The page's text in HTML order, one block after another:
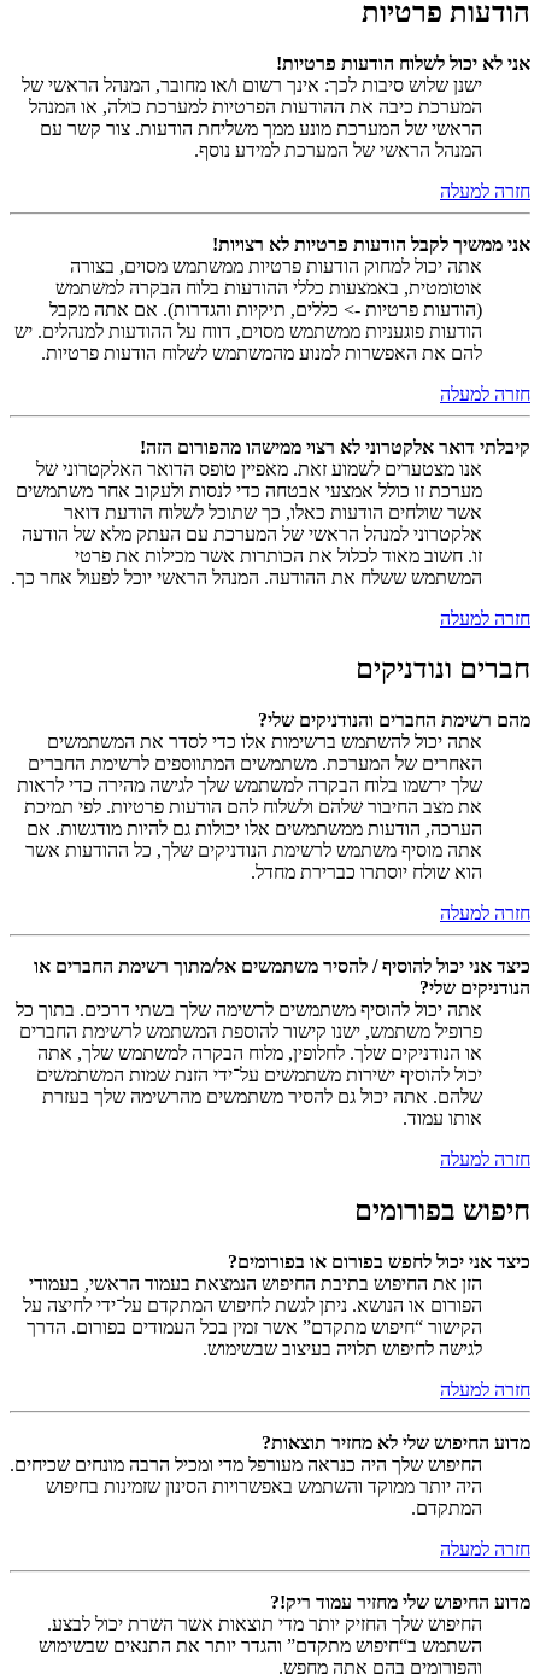
הודעות פרטיות
אני לא יכול לשלוח הודעות פרטיות!
ישנן שלוש סיבות לכך: אינך רשום ו/או מחובר, המנהל הראשי של
המערכת כיבה את ההודעות הפרטיות למערכת כולה, או המנהל
הראשי של המערכת מונע ממך משליחת הודעות. צור קשר עם
המנהל הראשי של המערכת למידע נוסף.
חזרה למעלה
אני ממשיך לקבל הודעות פרטיות לא רצויות!
אתה יכול למחוק הודעות פרטיות ממשתמש מסוים, בצורה
אוטומטית, באמצעות כללי ההודעות בלוח הבקרה למשתמש
(הודעות פרטיות -> כללים, תיקיות והגדרות). אם אתה מקבל
הודעות פוגעניות ממשתמש מסוים, דווח על ההודעות למנהלים. יש
להם את האפשרות למנוע מהמשתמש לשלוח הודעות פרטיות.
חזרה למעלה
קיבלתי דואר אלקטרוני לא רצוי ממישהו מהפורום הזה!
אנו מצטערים לשמוע זאת. מאפיין טופס הדואר האלקטרוני של
מערכת זו כולל אמצעי אבטחה כדי לנסות ולעקוב אחר משתמשים
אשר שולחים הודעות כאלו, כך שתוכל לשלוח הודעת דואר
אלקטרוני למנהל הראשי של המערכת עם העתק מלא של הודעה
זו. חשוב מאוד לכלול את הכותרות אשר מכילות את פרטי
המשתמש ששלח את ההודעה. המנהל הראשי יוכל לפעול אחר כך.
חזרה למעלה
חברים ונודניקים
מהם רשימת החברים והנודניקים שלי?
אתה יכול להשתמש ברשימות אלו כדי לסדר את המשתמשים
האחרים של המערכת. משתמשים המתווספים לרשימת החברים
שלך ירשמו בלוח הבקרה למשתמש שלך לגישה מהירה כדי לראות
את מצב החיבור שלהם ולשלוח להם הודעות פרטיות. לפי תמיכת
הערכה, הודעות ממשתמשים אלו יכולות גם להיות מודגשות. אם
אתה מוסיף משתמש לרשימת הנודניקים שלך, כל ההודעות אשר
הוא שולח יוסתרו כברירת מחדל.
חזרה למעלה
כיצד אני יכול להוסיף / להסיר משתמשים אל/מתוך רשימת החברים או
הנודניקים שלי?
אתה יכול להוסיף משתמשים לרשימה שלך בשתי דרכים. בתוך כל
פרופיל משתמש, ישנו קישור להוספת המשתמש לרשימת החברים
או הנודניקים שלך. לחלופין, מלוח הבקרה למשתמש שלך, אתה
יכול להוסיף ישירות משתמשים על־ידי הזנת שמות המשתמשים
שלהם. אתה יכול גם להסיר משתמשים מהרשימה שלך בעזרת
אותו עמוד.
חזרה למעלה
חיפוש בפורומים
כיצד אני יכול לחפש בפורום או בפורומים?
הזן את החיפוש בתיבת החיפוש הנמצאת בעמוד הראשי, בעמודי
הפורום או הנושא. ניתן לגשת לחיפוש המתקדם על־ידי לחיצה על
הקישור “חיפוש מתקדם” אשר זמין בכל העמודים בפורום. הדרך
לגישה לחיפוש תלויה בעיצוב שבשימוש.
חזרה למעלה
מדוע החיפוש שלי לא מחזיר תוצאות?
החיפוש שלך היה כנראה מעורפל מדי ומכיל הרבה מונחים שכיחים.
היה יותר ממוקד והשתמש באפשרויות הסינון שזמינות בחיפוש
המתקדם.
חזרה למעלה
מדוע החיפוש שלי מחזיר עמוד ריק!?
החיפוש שלך החזיק יותר מדי תוצאות אשר השרת יכול לבצע.
השתמש ב“חיפוש מתקדם” והגדר יותר את התנאים שבשימוש
והפורומים בהם אתה מחפש.